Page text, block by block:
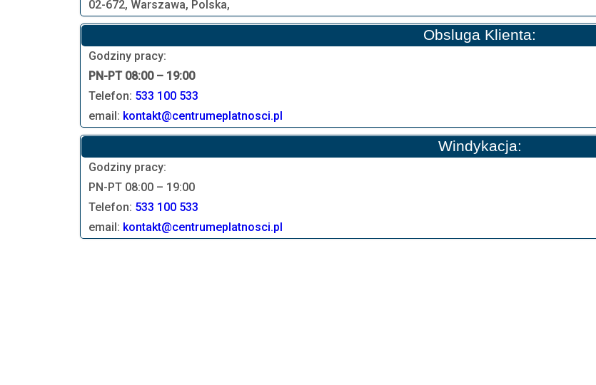
02-672, Warszawa, Polska,
Obsluga Klienta:
Godziny pracy:
PN-PT 08:00 – 19:00
Telefon: 533 100 533
email: kontakt@centrumeplatnosci.pl
Windykacja:
Godziny pracy:
PN-PT 08:00 – 19:00
Telefon: 533 100 533
email: kontakt@centrumeplatnosci.pl